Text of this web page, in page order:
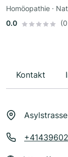
Homöopathie ·
0.0
Kontakt